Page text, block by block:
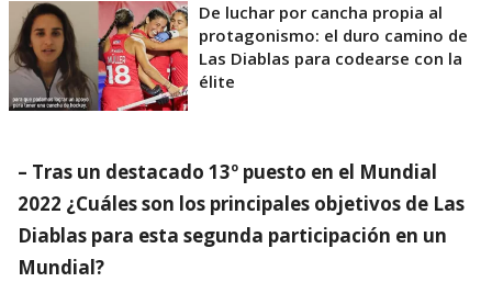
De luchar por cancha propia al
protagonismo: el duro camino de
Las Diablas para codearse con la
élite
– Tras un destacado 13º puesto en el Mundial
2022 ¿Cuáles son los principales objetivos de Las
Diablas para esta segunda participación en un
Mundial?